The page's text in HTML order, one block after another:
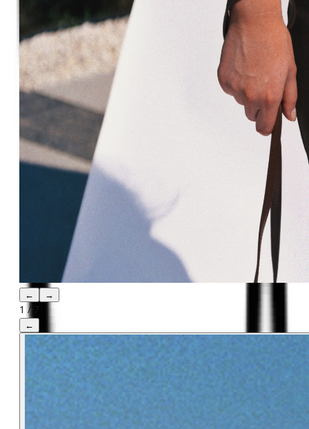
← →
1 / 7
←